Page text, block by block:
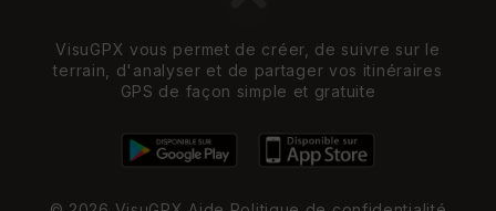
VisuGPX vous permet de créer, de suivre sur le
terrain, d'analyser et de partager vos itinéraires
GPS de façon simple et gratuite